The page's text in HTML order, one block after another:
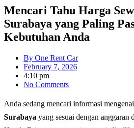
Mencari Tahu Harga
Surabaya yang Paling
Kebutuhan Anda
By One Rent Car
February 7, 2026
4:10 pm
No Comments
Anda sedang mencari informasi mengenai
Surabaya yang sesuai dengan anggaran